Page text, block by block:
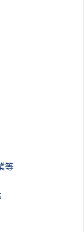
等